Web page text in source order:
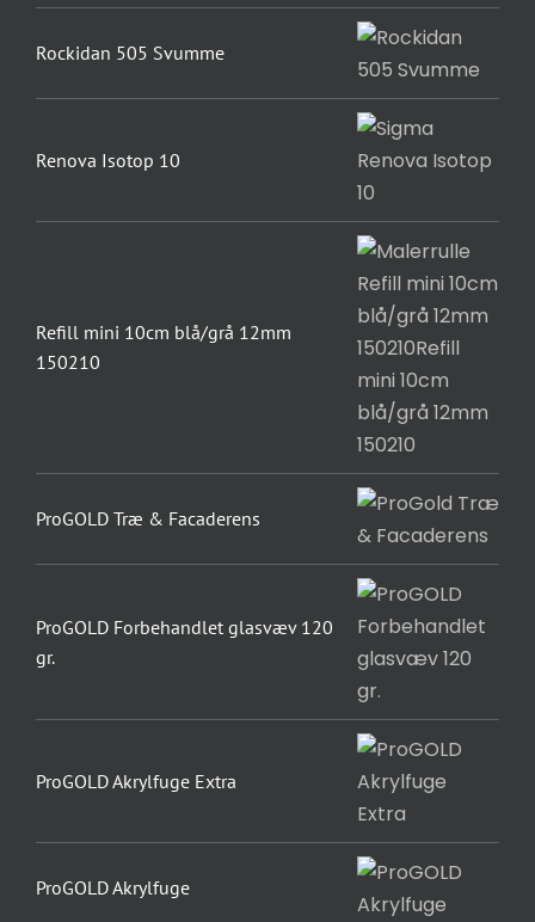
Rockidan 505 Svumme
Renova Isotop 10
Refill mini 10cm blå/grå 12mm
150210
ProGOLD Træ & Facaderens
ProGOLD Forbehandlet glasvæv 120
gr.
ProGOLD Akrylfuge Extra
ProGOLD Akrylfuge